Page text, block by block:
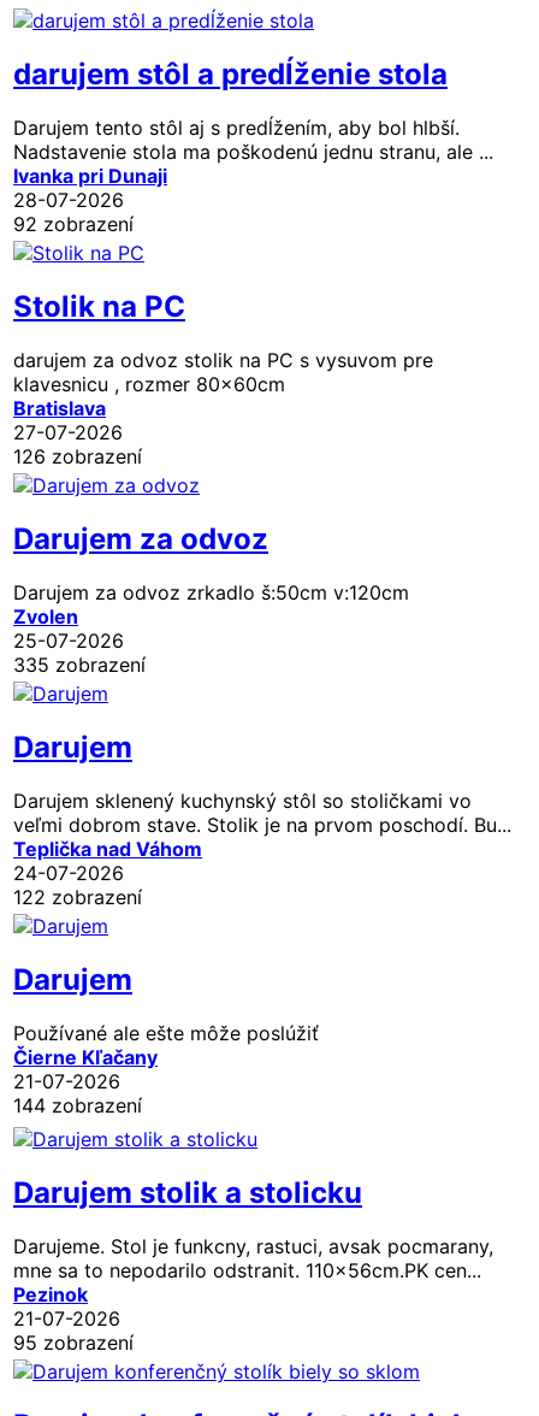
darujem stôl a predĺženie stola
Darujem tento stôl aj s predĺžením, aby bol hlbší.
Nadstavenie stola ma poškodenú jednu stranu, ale ...
Ivanka pri Dunaji
28-07-2026
92 zobrazení
Stolik na PC
darujem za odvoz stolik na PC s vysuvom pre
klavesnicu , rozmer 80x60cm
Bratislava
27-07-2026
126 zobrazení
Darujem za odvoz
Darujem za odvoz zrkadlo š:50cm v:120cm
Zvolen
25-07-2026
335 zobrazení
Darujem
Darujem sklenený kuchynský stôl so stoličkami vo
veľmi dobrom stave. Stolik je na prvom poschodí. Bu...
Teplička nad Váhom
24-07-2026
122 zobrazení
Darujem
Používané ale ešte môže poslúžiť
Čierne Kľačany
21-07-2026
144 zobrazení
Darujem stolik a stolicku
Darujeme. Stol je funkcny, rastuci, avsak pocmarany,
mne sa to nepodarilo odstranit. 110x56cm.PK cen...
Pezinok
21-07-2026
95 zobrazení